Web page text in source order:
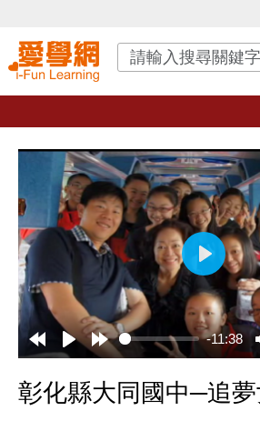
關鍵字搜尋
-11:38
播
放
彰化縣大同國中─追